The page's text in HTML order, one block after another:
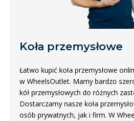
Koła przemysłowe
Łatwo kupić koła przemysłowe
w WheelsOutlet. Mamy bardzo
kół przemysłowych do różnych
Dostarczamy nasze koła
osób prywatnych, jak i firm. W